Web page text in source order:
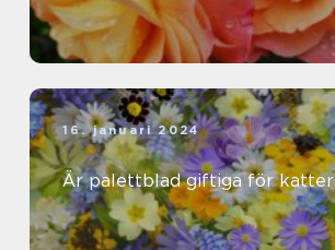
16. januari 2024
Är palettblad giftiga för katter